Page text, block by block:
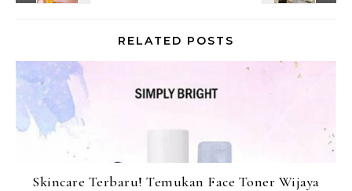
RELATED POSTS
Skincare Terbaru! Temukan Face Toner Wijaya